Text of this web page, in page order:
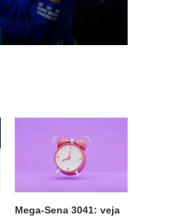
Mega-Sena 3041: veja